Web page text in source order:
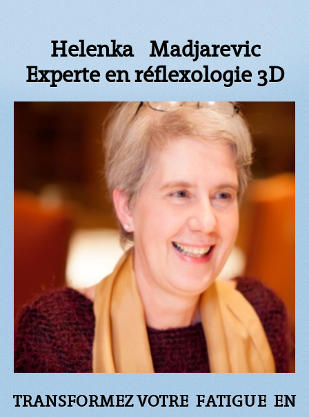
Helenka Madjarevic
Experte en réflexologie 3D
TRANSFORMEZ VOTRE FATIGUE EN